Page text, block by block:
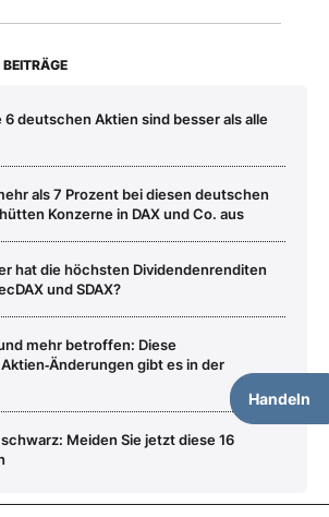
Handeln
6 deutschen Aktien sind besser als alle
als 7 Prozent bei diesen deutschen
Konzerne in DAX und Co. aus
hat die höchsten Dividendenrenditen
und SDAX?
mehr betroffen: Diese
gibt es in der
Meiden Sie jetzt diese 16